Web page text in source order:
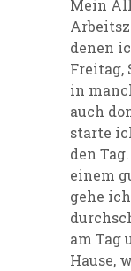
Mein
denen
Freitag,
in
auch
starte
den
einem
gehe
am Tag
Hause,